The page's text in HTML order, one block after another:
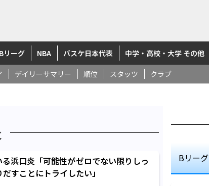
Bリーグ NBA バスケ日本代表 中学・高校・大学 その他
デイリーサマリー 順位 スタッツ
クラブ
浜口炎「可能性がゼロでない限りしっ
すことにトライしたい」
Bリーグ